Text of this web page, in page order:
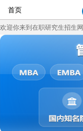
首页
欢迎你来到在职研究生招生网